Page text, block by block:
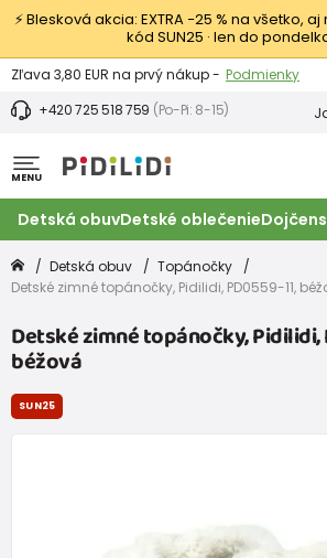
⚡ Blesková akcia: EXTRA −25 % na všetko,
kód SUN25 · len do
Výmena a vrátenie tovaru - Zobraziť
Zľava 3,80 EUR na prvý nákup - Podmienky
+420 725 518 759 (Po-Pi: 8-15)
MENU
Detská obuvDetské oblečenie
Detská obuv
Topánočky
Detské zimné topánočky, Pidilidi, PD0559-11,
Detské zimné topánočky, Pidilidi,
béžová
SUN25